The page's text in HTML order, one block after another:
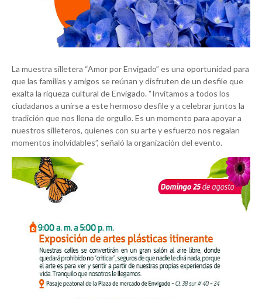
La muestra silletera “Amor por Envigado” es una oportunidad para
que las familias y amigos se reúnan y disfruten de un desfile que
exalta la riqueza cultural de Envigado. “Invitamos a todos los
ciudadanos a unirse a este hermoso desfile y a celebrar juntos la
tradición que nos llena de orgullo. Es un momento para apoyar a
nuestros silleteros, quienes con su arte y esfuerzo nos regalan
momentos inolvidables”, señaló la organización del evento.